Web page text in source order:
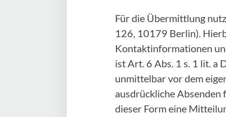
Für die Übermittlung
126, 10179 Berlin).
Kontaktinformationen
ist Art. 6 Abs. 1 s. 1 lit. a
unmittelbar vor dem
ausdrückliche Absenden
dieser Form eine